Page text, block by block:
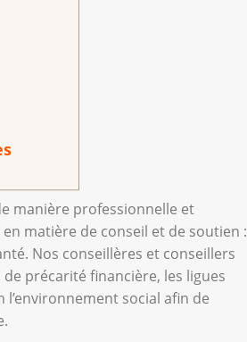
manière professionnelle et
matière de conseil et de soutien :
Nos conseillères et conseillers
précarité financière, les ligues
social afin de